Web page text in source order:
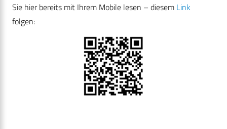
Sie hier bereits mit Ihrem Mobile lesen – diesem Link
folgen: